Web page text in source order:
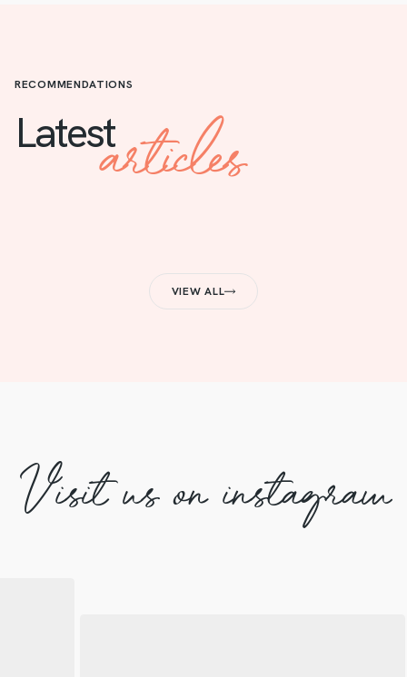
RECOMMENDATIONS
Latestarticles
VIEW ALL
Visit us on instagram